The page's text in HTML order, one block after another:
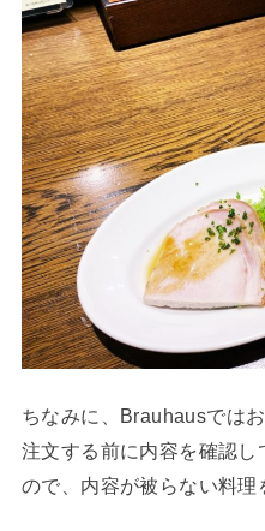
ちなみに、Brauhausでは
注文する前に内容を確認
ので、内容が被らない料理